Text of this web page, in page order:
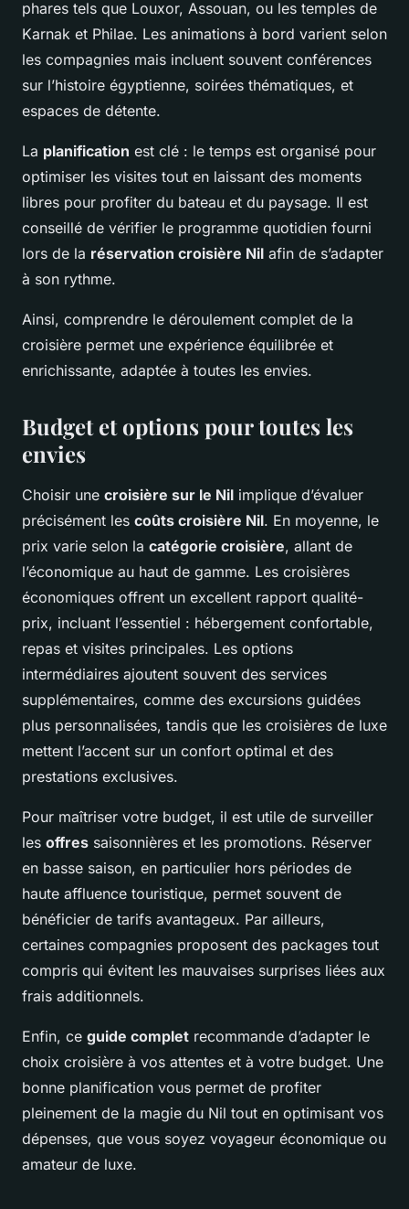
phares tels que Louxor, Assouan, ou les temples de
Karnak et Philae. Les animations à bord varient selon
les compagnies mais incluent souvent conférences
sur l’histoire égyptienne, soirées thématiques, et
espaces de détente.
La planification est clé : le temps est organisé pour
optimiser les visites tout en laissant des moments
libres pour profiter du bateau et du paysage. Il est
conseillé de vérifier le programme quotidien fourni
lors de la réservation croisière Nil afin de s’adapter
à son rythme.
Ainsi, comprendre le déroulement complet de la
croisière permet une expérience équilibrée et
enrichissante, adaptée à toutes les envies.
Budget et options pour toutes les
envies
Choisir une croisière sur le Nil implique d’évaluer
précisément les coûts croisière Nil. En moyenne, le
prix varie selon la catégorie croisière, allant de
l’économique au haut de gamme. Les croisières
économiques offrent un excellent rapport qualité-
prix, incluant l’essentiel : hébergement confortable,
repas et visites principales. Les options
intermédiaires ajoutent souvent des services
supplémentaires, comme des excursions guidées
plus personnalisées, tandis que les croisières de luxe
mettent l’accent sur un confort optimal et des
prestations exclusives.
Pour maîtriser votre budget, il est utile de surveiller
les offres saisonnières et les promotions. Réserver
en basse saison, en particulier hors périodes de
haute affluence touristique, permet souvent de
bénéficier de tarifs avantageux. Par ailleurs,
certaines compagnies proposent des packages tout
compris qui évitent les mauvaises surprises liées aux
frais additionnels.
Enfin, ce guide complet recommande d’adapter le
choix croisière à vos attentes et à votre budget. Une
bonne planification vous permet de profiter
pleinement de la magie du Nil tout en optimisant vos
dépenses, que vous soyez voyageur économique ou
amateur de luxe.